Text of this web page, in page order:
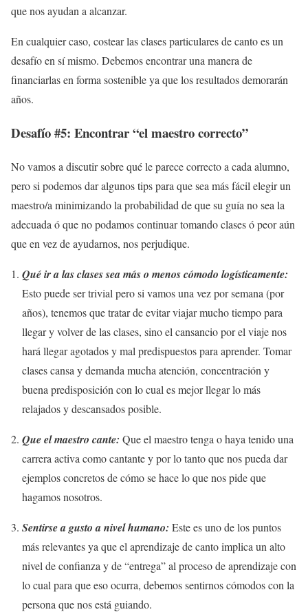
que nos ayudan a alcanzar.
En cualquier caso, costear las clases particulares de canto es un
desafío en sí mismo. Debemos encontrar una manera de
financiarlas en forma sostenible ya que los resultados demorarán
años.
Desafío #5: Encontrar “el maestro correcto”
No vamos a discutir sobre qué le parece correcto a cada alumno,
pero si podemos dar algunos tips para que sea más fácil elegir un
maestro/a minimizando la probabilidad de que su guía no sea la
adecuada ó que no podamos continuar tomando clases ó peor aún
que en vez de ayudarnos, nos perjudique.
Qué ir a las clases sea más o menos cómodo logísticamente:
Esto puede ser trivial pero si vamos una vez por semana (por
años), tenemos que tratar de evitar viajar mucho tiempo para
llegar y volver de las clases, sino el cansancio por el viaje nos
hará llegar agotados y mal predispuestos para aprender. Tomar
clases cansa y demanda mucha atención, concentración y
buena predisposición con lo cual es mejor llegar lo más
relajados y descansados posible.
Que el maestro cante: Que el maestro tenga o haya tenido una
carrera activa como cantante y por lo tanto que nos pueda dar
ejemplos concretos de cómo se hace lo que nos pide que
hagamos nosotros.
Sentirse a gusto a nivel humano: Este es uno de los puntos
más relevantes ya que el aprendizaje de canto implica un alto
nivel de confianza y de “entrega” al proceso de aprendizaje con
lo cual para que eso ocurra, debemos sentirnos cómodos con la
persona que nos está guiando.